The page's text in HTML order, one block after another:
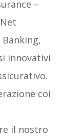
–
Banking,
innovativi
coi
il nostro